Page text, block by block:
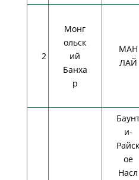
2
Монг
ольск
ий
Банха
р
МАН
ЛАЙ
и-
Райск
ое
Насл